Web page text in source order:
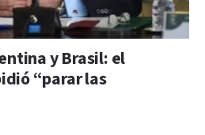
y Brasil: el
“parar las